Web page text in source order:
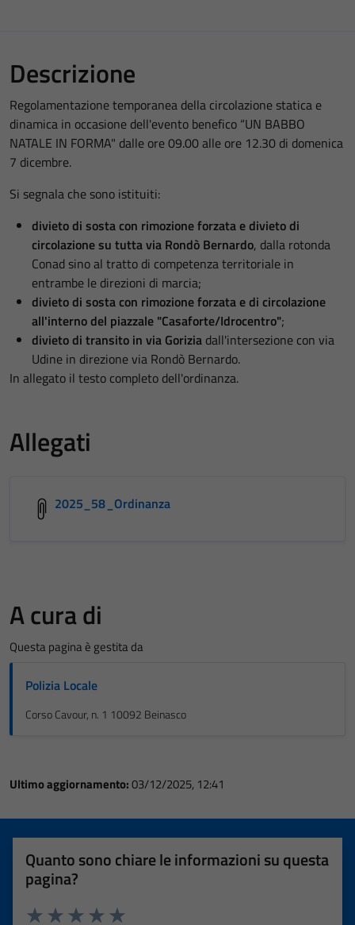
Descrizione
Regolamentazione temporanea della circolazione statica e
dinamica in occasione dell'evento benefico “UN BABBO
NATALE IN FORMA" dalle ore 09.00 alle ore 12.30 di domenica
7 dicembre.
Si segnala che sono istituiti:
divieto di sosta con rimozione forzata e divieto di
circolazione su tutta via Rondò Bernardo, dalla rotonda
Conad sino al tratto di competenza territoriale in
entrambe le direzioni di marcia;
divieto di sosta con rimozione forzata e di circolazione
all'interno del piazzale "Casaforte/Idrocentro";
divieto di transito in via Gorizia dall'intersezione con via
Udine in direzione via Rondò Bernardo.
In allegato il testo completo dell'ordinanza.
Allegati
2025_58_Ordinanza
A cura di
Questa pagina è gestita da
Polizia Locale
Corso Cavour, n. 1 10092 Beinasco
Ultimo aggiornamento:03/12/2025, 12:41
Quanto sono chiare le informazioni su questa
pagina?